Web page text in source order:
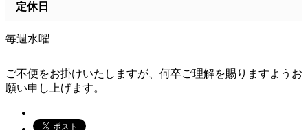
定休日
毎週水曜
ご不便をお掛けいたしますが、何卒ご理解を賜りますようお
願い申し上げます。